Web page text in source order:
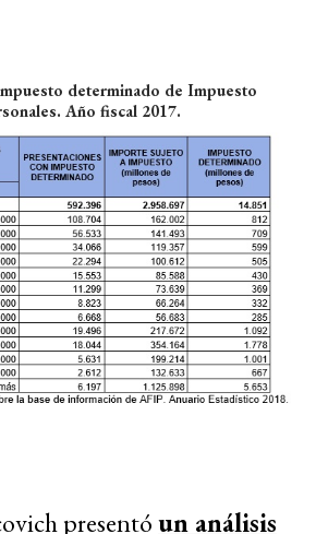
determinado de Impuesto
Año fiscal 2017.
presentóun análisis